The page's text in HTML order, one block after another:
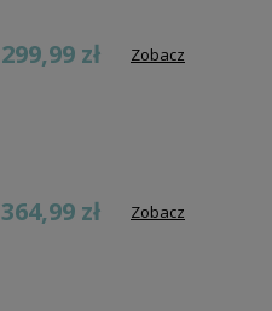
299,99 zł Zobacz
364,99 zł Zobacz